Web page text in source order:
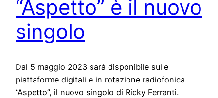
“Aspetto” è il nuovo
singolo
Dal 5 maggio 2023 sarà disponibile sulle
piattaforme digitali e in rotazione radiofonica
“Aspetto”, il nuovo singolo di Ricky Ferranti.